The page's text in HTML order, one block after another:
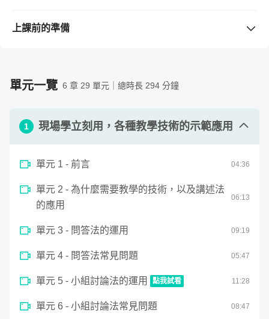
全書，還是不懂操作的關鍵？很難想像真實在教室應用的場
沒問題！本次線上課程特別複刻教學的技術——「教學工作
新回到教室當學生。由福哥親自示範，你將觀察職業講師的
教學技巧，如何融入真實課堂，徹底公開教學技術的精華訣
♦「教學的技術」實體課程報名費用，每人30,000元以上。
學現場！
作坊實境、重點技巧回放。讓您點燃學習者的熱情、從此
不管是學校老師、企業主管、內部講師，或是有教學需求
上課前的準備
無
容，絕對都用得上教學的技術，而且現場學立刻用，沒有
任何學習上的預設條件。
單元一覽 6 章 29 單元｜總時長 294 分鐘
1 現場學立刻用，各種教學技術的示範應用
單元 1 - 前言 04:36
單元 2 - 為什麼需要教學的技術，以及講述法
的應用
06:13
單元 3 - 問答法的運用 09:19
單元 4 - 問答法常見問題 05:47
單元 5 - 小組討論法的運用 點我試看 11:28
小組討論法的運用
seconds單元 6 - 小組討論法常見問題 08:47